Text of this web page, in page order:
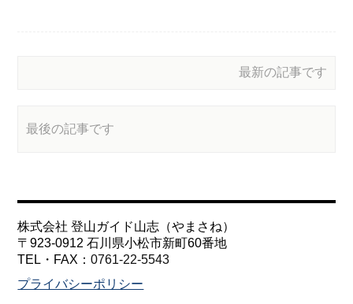
最新の記事です
最後の記事です
株式会社 登山ガイド山志（やまさね）
〒923-0912 石川県小松市新町60番地
TEL・FAX：0761-22-5543
プライバシーポリシー